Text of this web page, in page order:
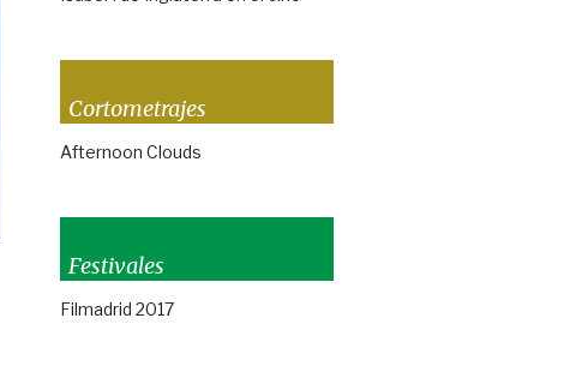
Cortometrajes
Afternoon Clouds
Festivales
Filmadrid 2017